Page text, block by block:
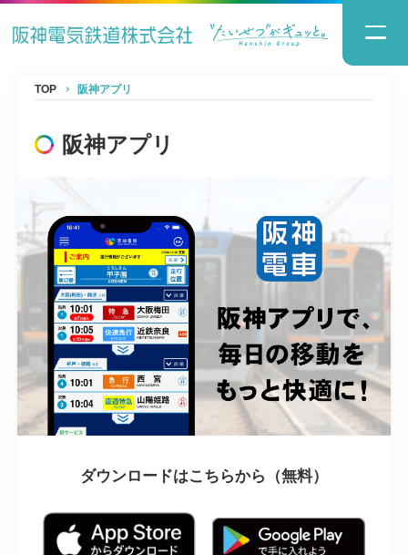
TOP 阪神アプリ
阪神アプリ
ダウンロードはこちらから（無料）